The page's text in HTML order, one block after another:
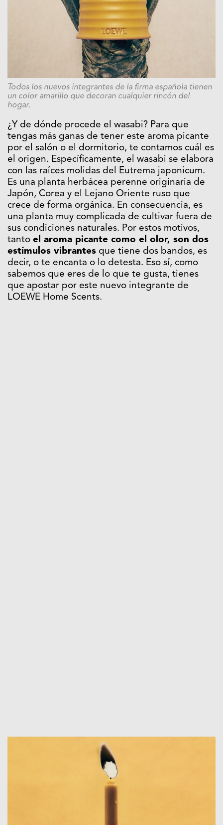
Todos los nuevos integrantes de la firma española tienen
un color amarillo que decoran cualquier rincón del
hogar.
¿Y de dónde procede el wasabi? Para que
tengas más ganas de tener este aroma picante
por el salón o el dormitorio, te contamos cuál es
el origen. Específicamente, el wasabi se elabora
con las raíces molidas del Eutrema japonicum.
Es una planta herbácea perenne originaria de
Japón, Corea y el Lejano Oriente ruso que
crece de forma orgánica. En consecuencia, es
una planta muy complicada de cultivar fuera de
sus condiciones naturales. Por estos motivos,
tanto el aroma picante como el olor, son dos
estímulos vibrantes que tiene dos bandos, es
decir, o te encanta o lo detesta. Eso sí, como
sabemos que eres de lo que te gusta, tienes
que apostar por este nuevo integrante de
LOEWE Home Scents.